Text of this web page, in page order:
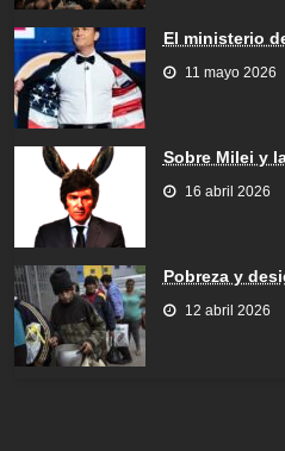
El ministerio
11 mayo 2026
Sobre Milei y
16 abril 2026
Pobreza y
12 abril 2026